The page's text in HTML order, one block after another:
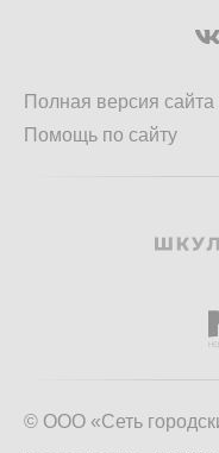
Полная версия сайта
Помощь по сайту
© ООО «Сеть